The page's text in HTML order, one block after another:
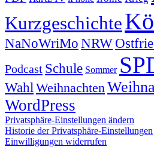
Kurzgeschichte
NaNoWriMo NRW
Podcast Schule Sommer
Wahl Weihnachten
WordPress
Privatsphäre-Einstellungen ändern
Historie der Privatsphäre-Einstellungen
Einwilligungen widerrufen